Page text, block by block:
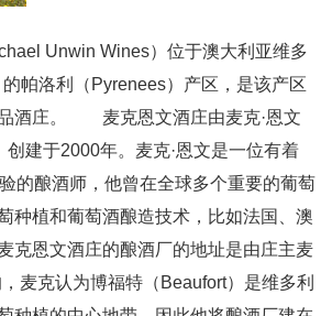
Unwin Wines）位于澳大利亚维多
帕洛利（Pyrenees）产区，是该产区
酒庄。 麦克恩文酒庄由麦克·恩文
创建于2000年。麦克·恩文是一位有着
的酿酒师，他曾在全球多个重要的葡萄
种植和葡萄酒酿造技术，比如法国、澳
克恩文酒庄的酿酒厂的地址是由庄主麦
麦克认为博福特（Beaufort）是维多利